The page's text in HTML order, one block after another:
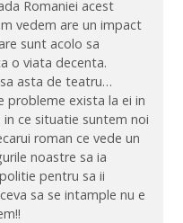
Romaniei acest
vedem are un impact
sunt acolo sa
o viata decenta.
asta de teatru…
probleme exista la ei in
ce situatie suntem noi
roman ce vede un
noastre sa ia
pentru sa ii
sa se intample nu e